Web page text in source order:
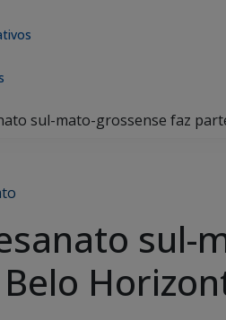
sul-mato-grossense faz
sul-